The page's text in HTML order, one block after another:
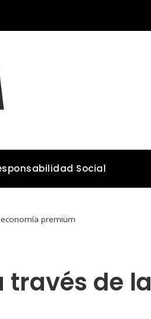
Social
premium
través de la